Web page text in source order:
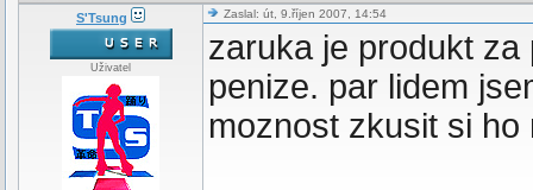
S'Tsung
Uživatel
Zaslal: út, 9.říjen 2007, 14:54
zaruka je produkt
penize. par lidem
moznost zkusit si